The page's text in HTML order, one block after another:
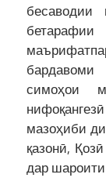
бесаводии
симоҳои
мазоҳиби
қазонӣ,
дар